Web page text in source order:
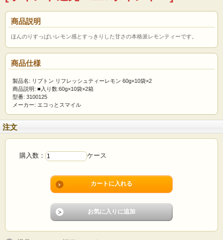
商品説明
ほんのりすっぱいレモン感とすっきりした甘さの本格派レモンティーです。
商品仕様
製品名: リプトン リフレッシュティーレモン 60g×10袋×2
商品説明: ■入り数:60g×10袋×2箱
型番: 3100125
メーカー: エコっとスマイル
注文
購入数： ケース